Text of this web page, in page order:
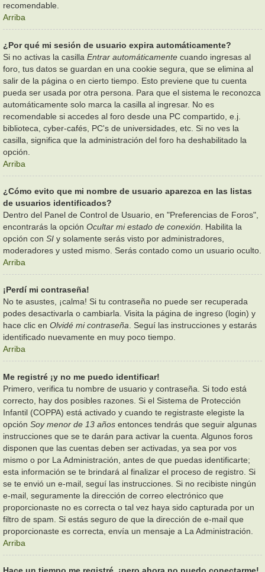
recomendable.
Arriba
¿Por qué mi sesión de usuario expira automáticamente?
Si no activas la casilla Entrar automáticamente cuando ingresas al
foro, tus datos se guardan en una cookie segura, que se elimina al
salir de la página o en cierto tiempo. Esto previene que tu cuenta
pueda ser usada por otra persona. Para que el sistema le reconozca
automáticamente solo marca la casilla al ingresar. No es
recomendable si accedes al foro desde una PC compartido, e.j.
biblioteca, cyber-cafés, PC's de universidades, etc. Si no ves la
casilla, significa que la administración del foro ha deshabilitado la
opción.
Arriba
¿Cómo evito que mi nombre de usuario aparezca en las listas
de usuarios identificados?
Dentro del Panel de Control de Usuario, en "Preferencias de Foros",
encontrarás la opción Ocultar mi estado de conexión . Habilita la
opción con SI y solamente serás visto por administradores,
moderadores y usted mismo. Serás contado como un usuario oculto.
Arriba
¡Perdí mi contraseña!
No te asustes, ¡calma! Si tu contraseña no puede ser recuperada
podes desactivarla o cambiarla. Visita la página de ingreso (login) y
hace clic en Olvidé mi contraseña. Seguí las instrucciones y estarás
identificado nuevamente en muy poco tiempo.
Arriba
Me registré ¡y no me puedo identificar!
Primero, verifica tu nombre de usuario y contraseña. Si todo está
correcto, hay dos posibles razones. Si el Sistema de Protección
Infantil (COPPA) está activado y cuando te registraste elegiste la
opción Soy menor de 13 años entonces tendrás que seguir algunas
instrucciones que se te darán para activar la cuenta. Algunos foros
disponen que las cuentas deben ser activadas, ya sea por vos
mismo o por La Administración, antes de que puedas identificarte;
esta información se te brindará al finalizar el proceso de registro. Si
se te envió un e-mail, seguí las instrucciones. Si no recibiste ningún
e-mail, seguramente la dirección de correo electrónico que
proporcionaste no es correcta o tal vez haya sido capturada por un
filtro de spam. Si estás seguro de que la dirección de e-mail que
proporcionaste es correcta, envía un mensaje a La Administración.
Arriba